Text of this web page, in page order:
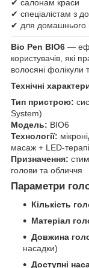
✔ салонам краси
✔ спеціалістам з
✔ для домашнього
Bio Pen BIO6 —
користувачів, які
волосяні фолікули
Технічні
Тип пристрою:
System)
Модель: BIO6
Технології:
масаж + LED-
Призначення:
голови та обличчя
Параметри
Кількість
Матеріал
Довжина
насадки)
Доступні